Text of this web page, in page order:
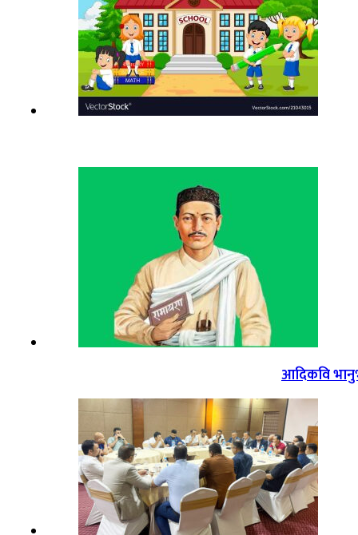
आदिकवि